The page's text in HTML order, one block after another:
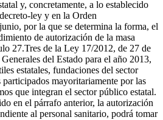
y, concretamente, a lo establecido
ley y en la Orden
por la que se determina la forma, el
de autorización de la masa
27.Tres de la Ley 17/2012, de 27 de
del Estado para el año 2013,
estatales, fundaciones del sector
mayoritariamente por las
que integran el sector público estatal.
en el párrafo anterior, la autorización
al personal sanitario, podrá tomar